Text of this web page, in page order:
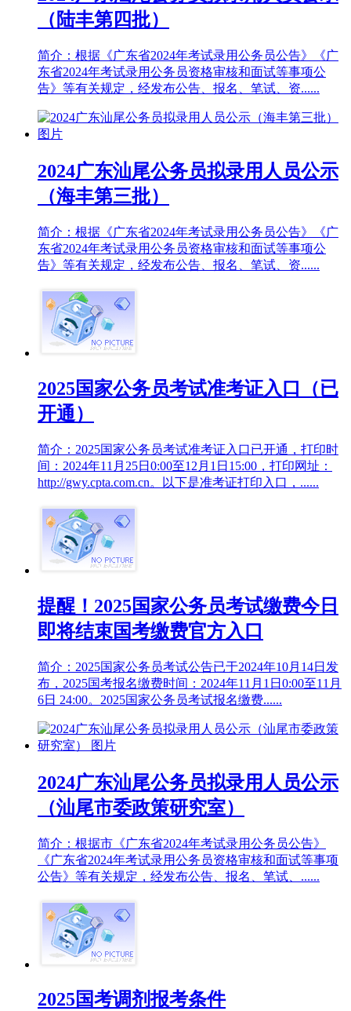
（陆丰第四批）
简介：根据《广东省2024年考试录用公务员公告》《广
东省2024年考试录用公务员资格审核和面试等事项公
告》等有关规定，经发布公告、报名、笔试、资......
2024广东汕尾公务员拟录用人员公示
（海丰第三批）
简介：根据《广东省2024年考试录用公务员公告》《广
东省2024年考试录用公务员资格审核和面试等事项公
告》等有关规定，经发布公告、报名、笔试、资......
2025国家公务员考试准考证入口（已
开通）
简介：2025国家公务员考试准考证入口已开通，打印时
间：2024年11月25日0:00至12月1日15:00，打印网址：
http://gwy.cpta.com.cn。以下是准考证打印入口，......
提醒！2025国家公务员考试缴费今日
即将结束国考缴费官方入口
简介：2025国家公务员考试公告已于2024年10月14日发
布，2025国考报名缴费时间：2024年11月1日0:00至11月
6日 24:00。2025国家公务员考试报名缴费......
2024广东汕尾公务员拟录用人员公示
（汕尾市委政策研究室）
简介：根据市《广东省2024年考试录用公务员公告》
《广东省2024年考试录用公务员资格审核和面试等事项
公告》等有关规定，经发布公告、报名、笔试、......
2025国考调剂报考条件